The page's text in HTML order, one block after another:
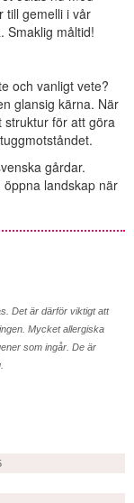
till gemelli i vår
Smaklig måltid!
och vanligt vete?
glansig kärna. När
struktur för att göra
gårdar.
landskap när
Det är därför viktigt att
Mycket allergiska
som ingår. De är